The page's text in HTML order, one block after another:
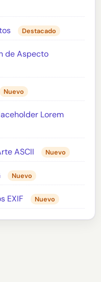
Destacado
de Aspecto
Nuevo
Lorem
ASCII Nuevo
Nuevo
EXIF Nuevo